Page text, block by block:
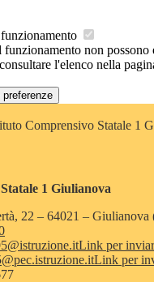
non possono
l'elenco nella
Comprensivo Statale 1
1 Giulianova
22 – 64021 – Giulianova
Link per
Link per